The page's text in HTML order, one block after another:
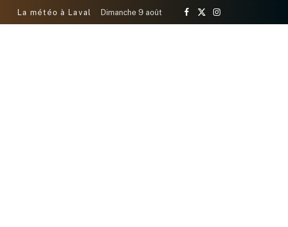
La météo à Laval Dimanche 9 août
Facebook
X
Instagram